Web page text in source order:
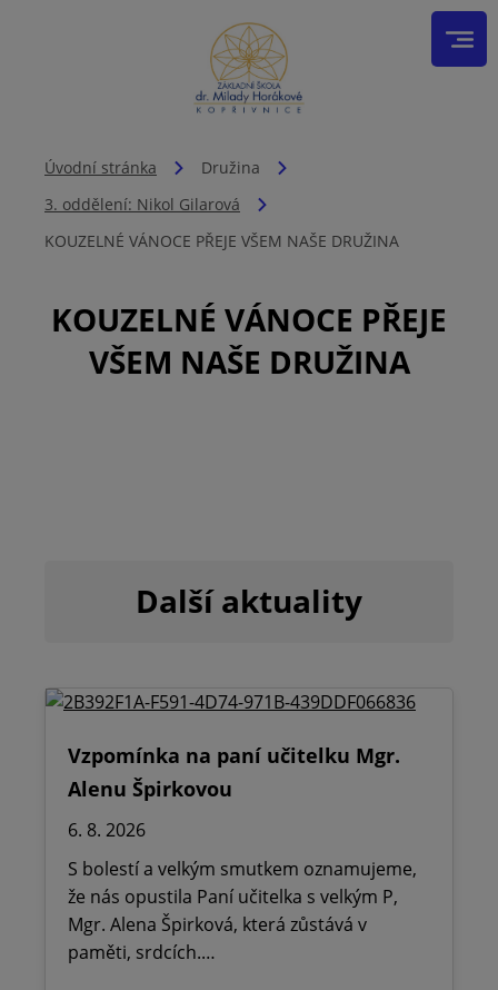
Úvodní stránka
Družina
3. oddělení: Nikol Gilarová
KOUZELNÉ VÁNOCE PŘEJE VŠEM NAŠE DRUŽINA
KOUZELNÉ VÁNOCE PŘEJE
VŠEM NAŠE DRUŽINA
Další aktuality
Vzpomínka na paní učitelku Mgr.
Alenu Špirkovou
6. 8. 2026
S bolestí a velkým smutkem oznamujeme,
že nás opustila Paní učitelka s velkým P,
Mgr. Alena Špirková, která zůstává v
paměti, srdcích.…